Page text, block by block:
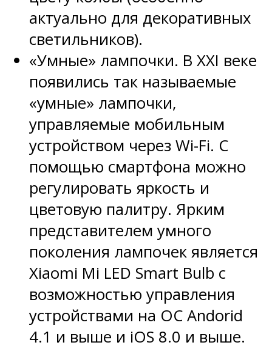
актуально для декоративных
светильников).
«Умные» лампочки. В XXI веке
появились так называемые
«умные» лампочки,
управляемые мобильным
устройством через Wi-Fi. С
помощью смартфона можно
регулировать яркость и
цветовую палитру. Ярким
представителем умного
поколения лампочек является
Xiaomi Mi LED Smart Bulb с
возможностью управления
устройствами на ОС Andorid
4.1 и выше и iOS 8.0 и выше.